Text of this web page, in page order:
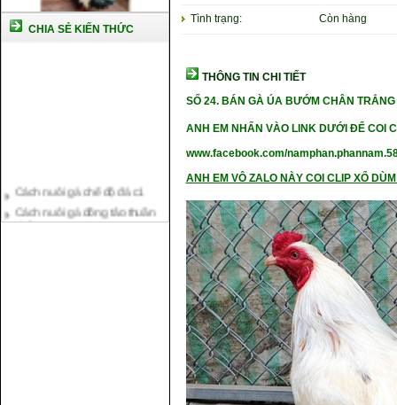
CHIA SẺ KIẾN THỨC
Cách nuôi gà đông tảo thuần
Kỹ thuật nuôi gà con mới nở
Tình trạng: Còn hàng
THÔNG TIN CHI TIẾT
SỐ 24.BÁN GÀ ÚA BƯỚM CHÂN
ANH EM NHẤN VÀO LINK DƯỚI ĐỂ COI
www.facebook.com/
ANH EM VÔ ZALO NÀY COI CLIP XỔ